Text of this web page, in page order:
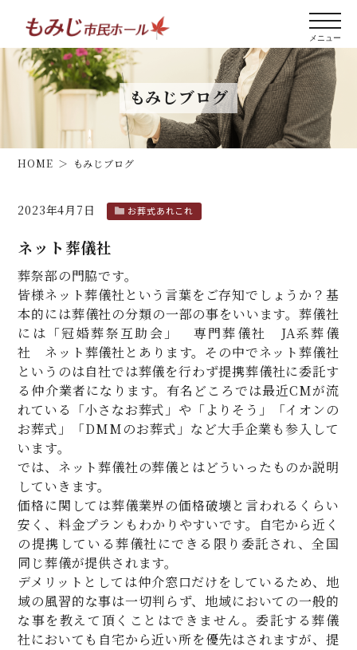
もみじブログ
HOME もみじブログ
2023年4月7日 お葬式あれこれ
ネット葬儀社
葬祭部の門脇です。
皆様ネット葬儀社という言葉をご存知でしょうか？基
本的には葬儀社の分類の一部の事をいいます。葬儀社
には「冠婚葬祭互助会」 専門葬儀社 JA系葬儀
社 ネット葬儀社とあります。その中でネット葬儀社
というのは自社では葬儀を行わず提携葬儀社に委託す
る仲介業者になります。有名どころでは最近CMが流
れている「小さなお葬式」や「よりそう」「イオンの
お葬式」「DMMのお葬式」など大手企業も参入して
います。
では、ネット葬儀社の葬儀とはどういったものか説明
していきます。
価格に関しては葬儀業界の価格破壊と言われるくらい
安く、料金プランもわかりやすいです。自宅から近く
の提携している葬儀社にできる限り委託され、全国
同じ葬儀が提供されます。
デメリットとしては仲介窓口だけをしているため、地
域の風習的な事は一切判らず、地域においての一般的
な事を教えて頂くことはできません。委託する葬儀
社においても自宅から近い所を優先はされますが、提